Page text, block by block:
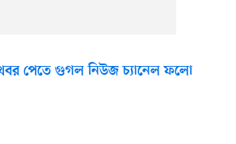
পেতে গুগল নিউজ চ্যানেল ফলো